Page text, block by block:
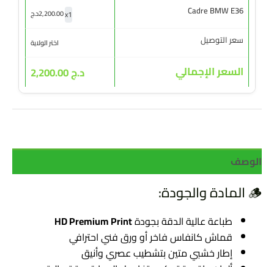
Cadre BMW E36
x1
2,200.00د.ج
سعر التوصيل اختر الولاية
السعر الإجمالي د.ج 2,200.00
الوصف
🪵 المادة والجودة:
طباعة عالية الدقة بجودةHD Premium Print
قماش كانفاس فاخر أو ورق فني احترافي
إطار خشبي متين بتشطيب عصري وأنيق